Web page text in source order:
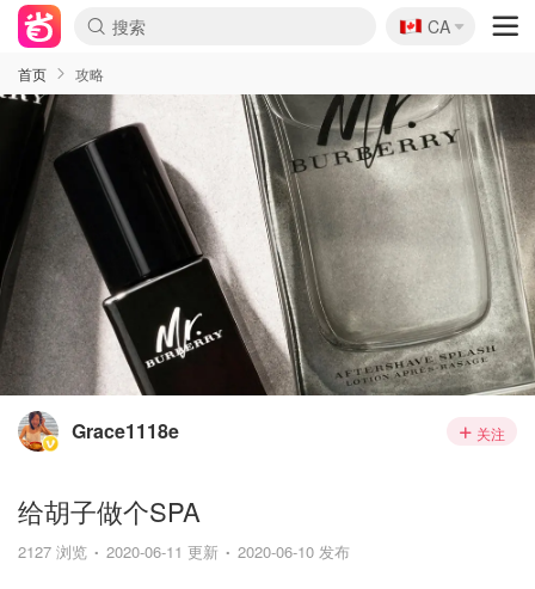
🇨🇦
CA
首页 攻略
Grace1118e 关注
给胡子做个SPA
2127 浏览 2020-06-11 更新 2020-06-10 发布